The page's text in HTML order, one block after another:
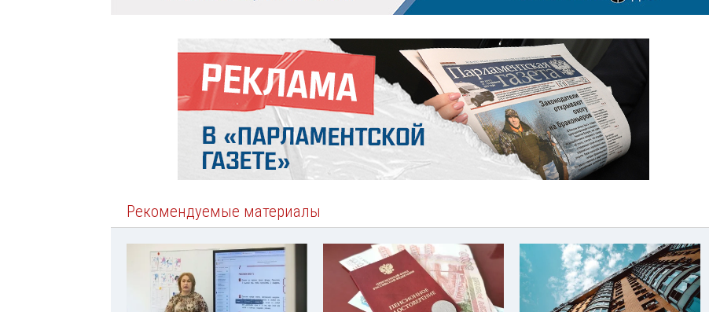
Рекомендуемые материалы